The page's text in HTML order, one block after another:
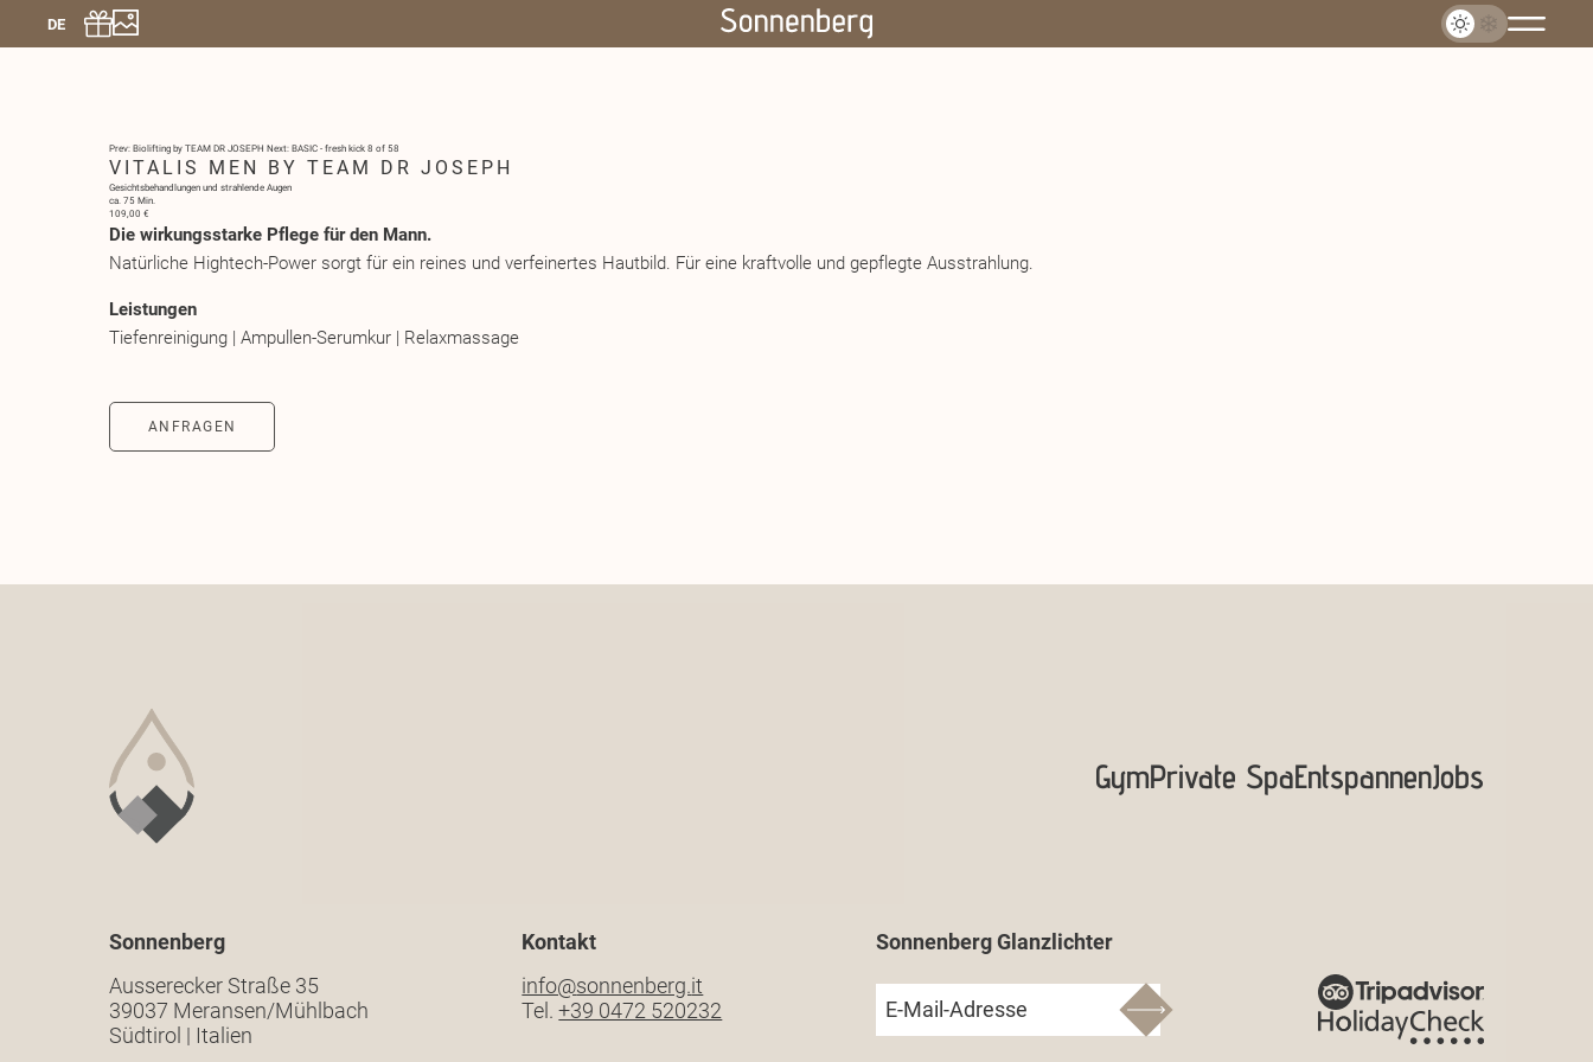
DE
Prev: Biolifting by TEAM DR JOSEPH Next: BASIC - fresh kick 8 of 58
VITALIS MEN BY TEAM DR JOSEPH
Gesichtsbehandlungen und strahlende Augen
ca. 75 Min.
109,00 €
Die wirkungsstarke Pflege für den Mann.
Natürliche Hightech-Power sorgt für ein reines und verfeinertes Hautbild. Für eine kraftvolle und gepflegte Ausstrahlung.
Leistungen
Tiefenreinigung | Ampullen-Serumkur | Relaxmassage
ANFRAGEN
GymPrivate SpaEntspannenJobs
Sonnenberg
Ausserecker Straße 35
39037 Meransen/Mühlbach
Südtirol | Italien
Kontakt
info@sonnenberg.it
Tel. +39 0472 520232
Sonnenberg Glanzlichter
E-Mail-Adresse